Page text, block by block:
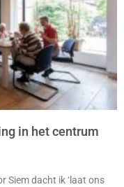
in het centrum
Siem dacht ik ‘laat ons